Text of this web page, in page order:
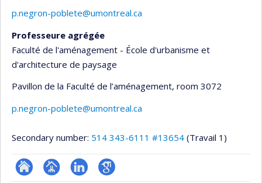
p.negron-poblete@umontreal.ca
Professeure agrégée
Faculté de l'aménagement - École d'urbanisme et
d'architecture de paysage
Pavillon de la Faculté de l’aménagement, room 3072
p.negron-poblete@umontreal.ca
Secondary number: 514 343-6111 #13654 (Travail 1)